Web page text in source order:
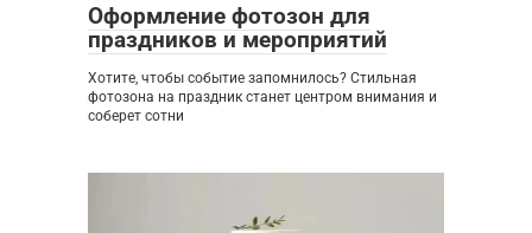
Оформление фотозон для
праздников и мероприятий
Хотите, чтобы событие запомнилось? Стильная
фотозона на праздник станет центром внимания и
соберет сотни